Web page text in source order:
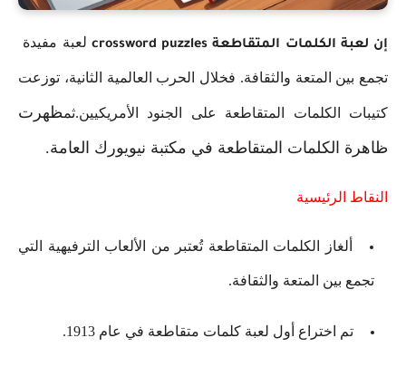
إن لعبة الكلمات المتقاطعة crossword puzzles لعبة مفيدة
تجمع بين المتعة والثقافة. فخلال الحرب العالمية الثانية، توزعت
كتيبات الكلمات المتقاطعة على الجنود الأمريكيين.ثمظهرت
ظاهرة الكلمات المتقاطعة في مكتبة نيويورك العامة.
النقاط الرئيسية
ألغاز الكلمات المتقاطعة تُعتبر من الألعاب الترفيهية التي
تجمع بين المتعة والثقافة.
تم اختراع أول لعبة كلمات متقاطعة في عام 1913.